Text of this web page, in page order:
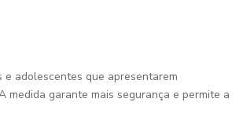
adolescentes que apresentarem
medida garante mais segurança e permite a